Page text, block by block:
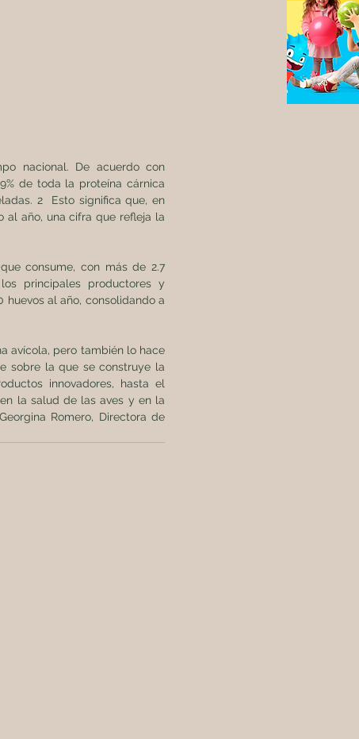
nacional. De acuerdo con
de toda la proteína cárnica
2  Esto significa que, en
al año, una cifra que refleja la
consume, con más de 2.7
principales productores y
huevos al año, consolidando a
avícola, pero también lo hace
sobre la que se construye la
innovadores, hasta el
la salud de las aves y en la
Romero, Directora de